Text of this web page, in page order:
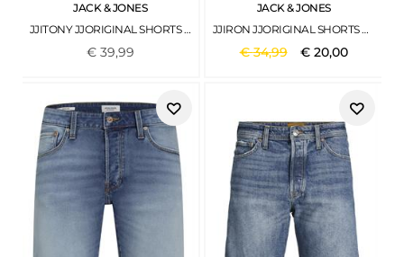
JACK & JONES
JJITONY JJORIGINAL SHORTS AM 460 SN BLUE DENIM2
€ 39,99
JACK & JONES
JJIRON JJORIGINAL SHORTS SQ 730 SN BLUE DENIM
€34,99 € 20,00